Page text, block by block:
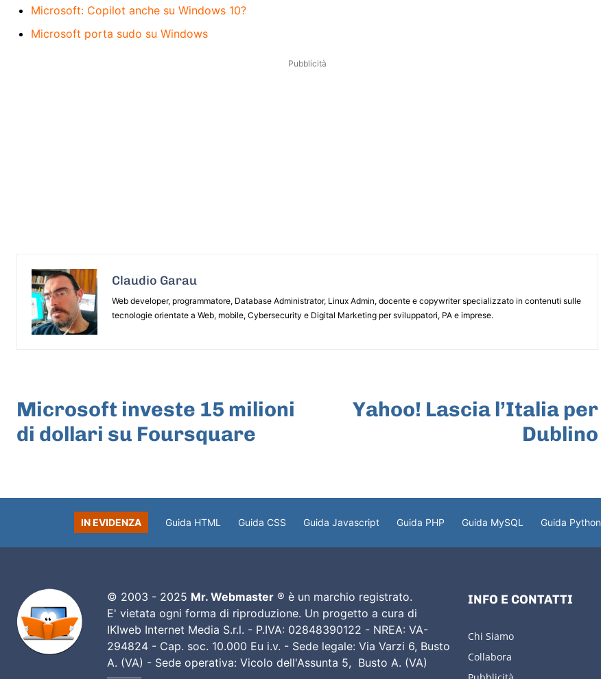
Microsoft: Copilot anche su Windows 10?
Microsoft porta sudo su Windows
Pubblicità
Claudio Garau
Web developer, programmatore, Database Administrator, Linux Admin, docente e copywriter specializzato in contenuti sulle
tecnologie orientate a Web, mobile, Cybersecurity e Digital Marketing per sviluppatori, PA e imprese.
Microsoft investe 15 milioni
di dollari su Foursquare
Yahoo! Lascia l’Italia per
Dublino
IN EVIDENZA Guida HTML Guida CSS Guida Javascript Guida PHP Guida MySQL Guida Python
© 2003 - 2025 Mr. Webmaster® è un marchio registrato.
E' vietata ogni forma di riproduzione. Un progetto a cura di
IKIweb Internet Media S.r.l. - P.IVA: 02848390122 - NREA: VA-
294824 - Cap. soc. 10.000 Eu i.v. - Sede legale: Via Varzi 6, Busto
A. (VA) - Sede operativa: Vicolo dell'Assunta 5, Busto A. (VA)
INFO E CONTATTI
Chi Siamo
Collabora